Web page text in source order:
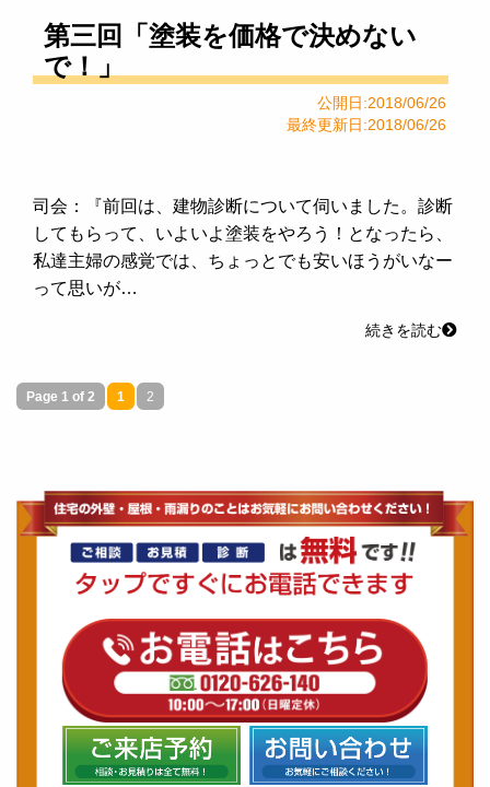
第三回「塗装を価格で決めない
で！」
公開日:2018/06/26
最終更新日:2018/06/26
司会：『前回は、建物診断について伺いました。診断
してもらって、いよいよ塗装をやろう！となったら、
私達主婦の感覚では、ちょっとでも安いほうがいなー
って思いが…
続きを読む
Page 1 of 2 1 2